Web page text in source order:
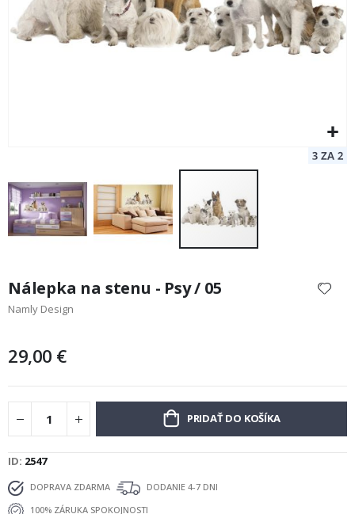
začiatok
galérie
Nálepka na stenu - Psy / 05
Namly Design
29,00 €
PRIDAŤ DO KOŠÍKA
ID 2547
DOPRAVA ZDARMA
DODANIE 4-7 DNI
100% ZÁRUKA SPOKOJNOSTI